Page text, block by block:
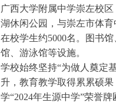
广西大学附属中学崇左校
湖休闲公园，与崇左市体
在校学生约5000名。图书
馆、游泳馆等设施。
学校始终坚持“为做人奠定
升，教育教学取得累累硕
学“2024年生源中学”荣誉